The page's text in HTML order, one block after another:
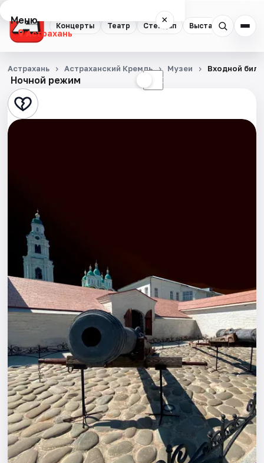
Концерты Театр Стендап Выставки
Меню ×
Астрахань
Концерты
Театр
Стендап
Спорт
События
Города
Площадки
Артисты
Рейтинги
Ночной режим ☾
Астрахань Астраханский Кремль Музеи Входной